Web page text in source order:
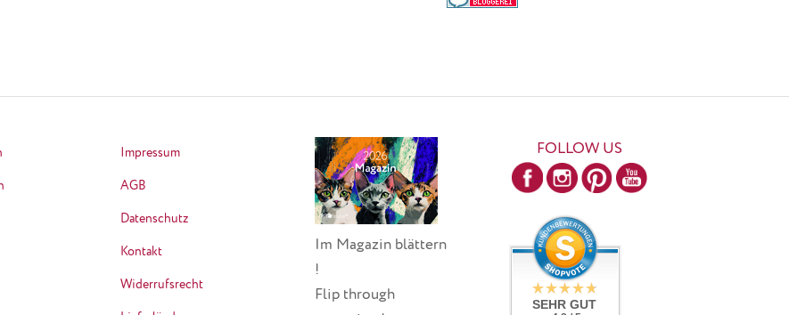
Impressum
AGB
Datenschutz
Kontakt
Widerrufsrecht
Im Magazin blättern
!
Flip through
FOLLOW US
SEHR GUT